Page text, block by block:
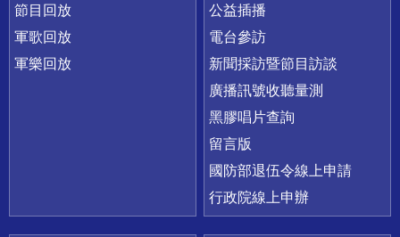
節目回放
軍歌回放
軍樂回放
公益插播
電台參訪
新聞採訪暨節目訪談
廣播訊號收聽量測
黑膠唱片查詢
留言版
國防部退伍令線上申請
行政院線上申辦